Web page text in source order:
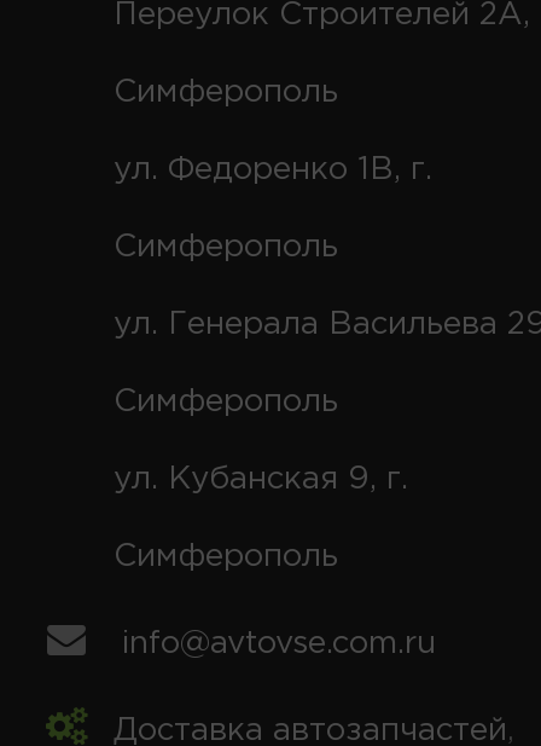
Переулок Строителей 2А,
Симферополь
ул. Федоренко 1В, г.
Симферополь
ул. Генерала Васильева
Симферополь
ул. Кубанская 9, г.
Симферополь
info@avtovse.com.ru
Доставка автозапчастей,